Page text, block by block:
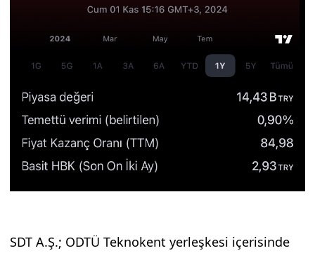
SDT A.Ş.; ODTÜ Teknokent yerleşkesi içerisinde